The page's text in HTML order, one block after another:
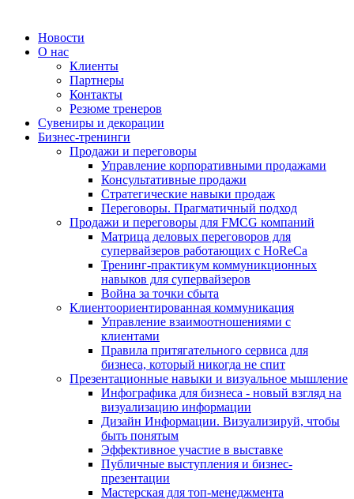
Новости
О нас
Клиенты
Партнеры
Контакты
Резюме тренеров
Сувениры и декорации
Бизнес-тренинги
Продажи и переговоры
Управление корпоративными продажами
Консультативные продажи
Стратегические навыки продаж
Переговоры. Прагматичный подход
Продажи и переговоры для FMCG компаний
Матрица деловых переговоров для
супервайзеров работающих с HoReCa
Тренинг-практикум коммуникционных
навыков для супервайзеров
Война за точки сбыта
Клиентоориентированная коммуникация
Управление взаимоотношениями с
клиентами
Правила притягательного сервиса для
бизнеса, который никогда не спит
Презентационные навыки и визуальное мышление
Инфографика для бизнеса - новый взгляд на
визуализацию информации
Дизайн Информации. Визуализируй, чтобы
быть понятым
Эффективное участие в выставке
Публичные выступления и бизнес-
презентации
Мастерская для топ-менеджмента